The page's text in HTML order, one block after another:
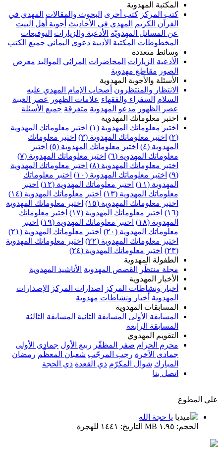
المكتبة المهدوية
كتب المركز كتب أخرى البحوث والمقالات المهدي في
القرآن الكريم
المهدي في الأحاديث أجوبة أهل البيت
عن المسائل المهدويّة الأدعية والزيارات التوقيعات
المخطوطات المكتبة الأدبية دعوى اليماني جميع الكتب
وسائط متعددة
الأدعية الزيارات المحاضرات المراثي المواليد معرض
الصور مقاطع مهدوية
الأسئلة والأجوبة المهدوية
الانتظار والمنتظرون أصحاب الإمام المهدي عليه
السلام السفراء والفقهاء علامات الظهور
عصر الغيبة
عصر الظهور مدعو المهدوية متفرقة جميع الأسئلة
اختبر معلوماتك المهدوية
اختبر معلوماتك المهدوية (١)
اختبر معلوماتك المهدوية
(٢)
اختبر معلوماتك المهدوية (٣)
اختبر معلوماتك
المهدوية (٤)
اختبر معلوماتك المهدوية (٥)
اختبر
معلوماتك المهدوية (٦)
اختبر معلوماتك المهدوية (٧)
اختبر معلوماتك المهدوية (٨)
اختبر معلوماتك المهدوية
(٩)
اختبر معلوماتك المهدوية (١٠)
اختبر معلوماتك
المهدوية (١١)
اختبر معلوماتك المهدوية (١٢)
اختبر
معلوماتك المهدوية (١٣)
اختبر معلوماتك المهدوية (١٤)
اختبر معلوماتك المهدوية (١٥)
اختبر معلوماتك المهدوية
(١٦)
اختبر معلوماتك المهدوية (١٧)
اختبر معلوماتك
المهدوية (١٨)
اختبر معلوماتك المهدوية (١٩)
اختبر
معلوماتك المهدوية (٢٠)
اختبر معلوماتك المهدوية (٢١)
اختبر معلوماتك المهدوية (٢٢)
اختبر معلوماتك المهدوية
(٢٣)
اختبر معلوماتك المهدوية (٢٤)
الطفولة المهدوية
مجلة منتظَر
القصص المهدوية الأناشيد المهدوية
الأخبار المهدوية
أخبار ونشاطات المركز
اصدارات المركز
الإصدارات
المهدوية أخبار ونشاطات مهدوية
المسابقات المهدوية
المسابقة الأولى المسابقة الثانية المسابقة الثالثة
المسابقة الرابعة
التقويم المهدوي
محرم الحرام صفر المظفّر ربيع الأول جمادى الأولى
جمادى الآخرة رجب المرجّب شعبان المعظّم رمضان
المبارك شوال المكرّم ذي القعدة ذي الحجة
اتصل بنا
علي المطوع
يا حجة الله
الحجم: ١.٩٥ MB التاريخ: ١٤٤١ للهجرة